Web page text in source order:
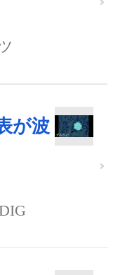
が波